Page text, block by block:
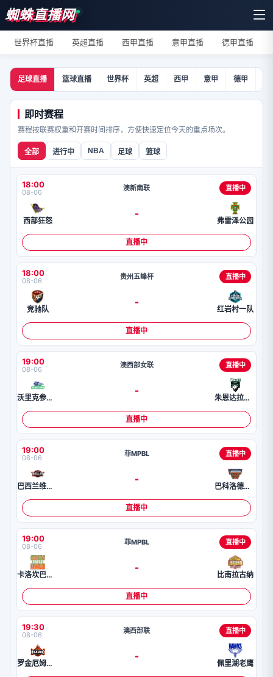
蜘蛛直播网
世界杯直播 英超直播 西甲直播 意甲直播 德甲直播
足球直播 篮球直播 世界杯 英超 西甲 意甲 德甲
即时赛程
赛程按联赛权重和开赛时间排序，方便快速定位今天的重点场次。
全部 进行中 NBA 足球 篮球
18:00
08-06 澳新南联 直播中
西部狂怒
-
弗雷泽公园
直播中
18:00
08-06 贵州五峰杯 直播中
竞驰队
-
红岩村一队
直播中
19:00
08-06 澳西部女联 直播中
沃里克参议员女篮
-
朱恩达拉普狼女篮
直播中
19:00
08-06 菲MPBL 直播中
巴西兰维瓦领航
-
巴科洛德马斯卡拉
直播中
19:00
08-06 菲MPBL 直播中
卡洛坎巴唐坎卡洛
-
比南拉古纳
直播中
19:30
08-06 澳西部联 直播中
罗金厄姆火焰
-
佩里湖老鹰